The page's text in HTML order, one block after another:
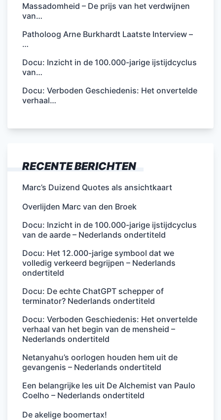
Massadomheid – De prijs van het verdwijnen
van…
Patholoog Arne Burkhardt Laatste Interview –
…
Docu: Inzicht in de 100.000-jarige ijstijdcyclus
van…
Docu: Verboden Geschiedenis: Het onvertelde
verhaal…
RECENTE BERICHTEN
Marc’s Duizend Quotes als ansichtkaart
Overlijden Marc van den Broek
Docu: Inzicht in de 100.000-jarige ijstijdcyclus
van de aarde – Nederlands ondertiteld
Docu: Het 12.000-jarige symbool dat we
volledig verkeerd begrijpen – Nederlands
ondertiteld
Docu: De echte ChatGPT schepper of
terminator? Nederlands ondertiteld
Docu: Verboden Geschiedenis: Het onvertelde
verhaal van het begin van de mensheid –
Nederlands ondertiteld
Netanyahu’s oorlogen houden hem uit de
gevangenis – Nederlands ondertiteld
Een belangrijke les uit De Alchemist van Paulo
Coelho – Nederlands ondertiteld
De akelige boomertax!